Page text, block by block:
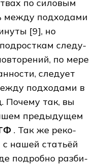
по силовым
между под­хо­да­ми
[9], но
сле­ду­
по мере
следует
подходами в
Почему так, вы
предыдущем
. Так же ре­ко­
нашей статьёй
подробно раз­би­